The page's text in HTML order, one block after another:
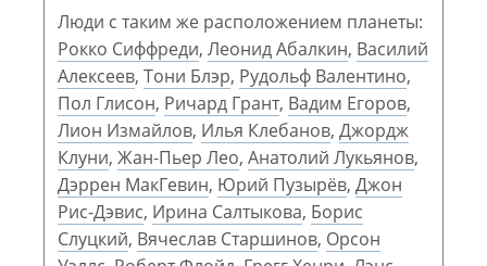
Люди с таким же расположением планеты:
Рокко Сиффреди, Леонид Абалкин, Василий
Алексеев, Тони Блэр, Рудольф Валентино,
Пол Глисон, Ричард Грант, Вадим Егоров,
Лион Измайлов, Илья Клебанов, Джордж
Клуни, Жан-Пьер Лео, Анатолий Лукьянов,
Дэррен МакГевин, Юрий Пузырёв, Джон
Рис-Дэвис, Ирина Салтыкова, Борис
Слуцкий, Вячеслав Старшинов, Орсон